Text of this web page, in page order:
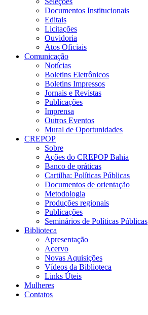
Documentos Institucionais
Editais
Licitações
Ouvidoria
Atos Oficiais
Comunicação
Notícias
Boletins Eletrônicos
Boletins Impressos
Jornais e Revistas
Publicações
Imprensa
Outros Eventos
Mural de Oportunidades
CREPOP
Sobre
Ações do CREPOP Bahia
Banco de práticas
Cartilha: Políticas Públicas
Documentos de orientação
Metodologia
Produções regionais
Publicações
Seminários de Políticas Públicas
Biblioteca
Apresentação
Acervo
Novas Aquisições
Vídeos da Biblioteca
Links Úteis
Mulheres
Contatos